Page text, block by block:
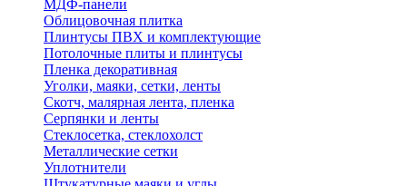
МДФ-панели
Облицовочная плитка
Плинтусы ПВХ и комплектующие
Потолочные плиты и плинтусы
Пленка декоративная
Уголки, маяки, сетки, ленты
Скотч, малярная лента, пленка
Серпянки и ленты
Стеклосетка, стеклохолст
Металлические сетки
Уплотнители